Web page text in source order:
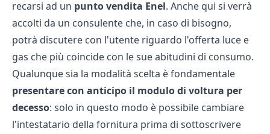
recarsi ad un punto vendita Enel. Anche qui si verrà
accolti da un consulente che, in caso di bisogno,
potrà discutere con l'utente riguardo l'offerta luce e
gas che più coincide con le sue abitudini di consumo.
Qualunque sia la modalità scelta è fondamentale
presentare con anticipo il modulo di voltura per
decesso: solo in questo modo è possibile cambiare
l'intestatario della fornitura prima di sottoscrivere